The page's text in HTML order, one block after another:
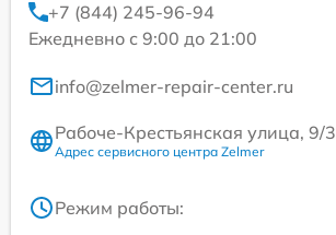
+7 (844) 245-96-94
Ежедневно с 9:00 до 21:00
info@zelmer-repair-center.ru
Рабоче-Крестьянская улица, 9/3
Адрес сервисного центра Zelmer
Режим работы: